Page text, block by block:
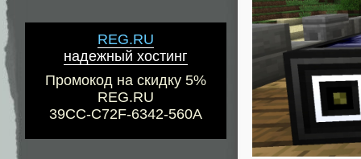
REG.RU
надежный хостинг
Промокод на скидку 5%
REG.RU
39CC-C72F-6342-560A